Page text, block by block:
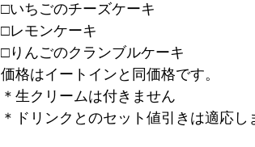
□いちごのチーズケーキ
□レモンケーキ
□りんごのクランブルケーキ
価格はイートインと同価格です。
＊生クリームは付きません
＊ドリンクとのセット値引きは適応し